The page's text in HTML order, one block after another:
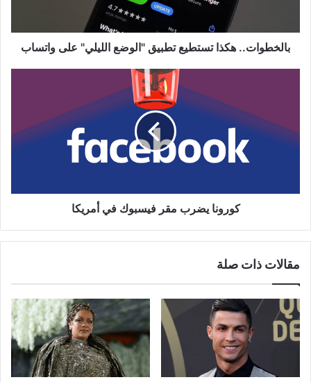
بالخطوات.. هكذا تستطيع تطبيق "الوضع الليلي" على واتساب
في
كورونا يضرب مقر فيسبوك في أمريكا
مقالات ذات صلة